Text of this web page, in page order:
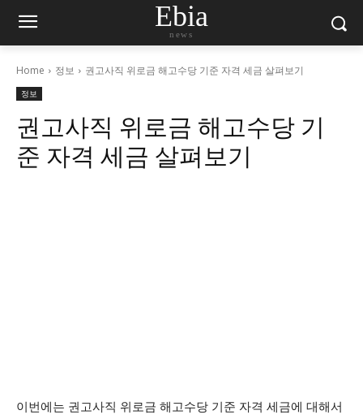
Ebia
news
Home 정보 권고사직 위로금 해고수당 기준 자격 세금 살펴보기
정보
권고사직 위로금 해고수당 기
준 자격 세금 살펴보기
이번에는 권고사직 위로금 해고수당 기준 자격 세금에 대해서